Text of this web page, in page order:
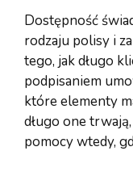
Dostępność
rodzaju polisy i
tego, jak długo
podpisaniem
które elementy
długo one
pomocy wtedy,